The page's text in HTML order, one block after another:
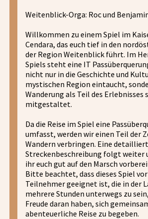
Weitenblick-Orga: Roc und
Willkommen zu einem Spiel im
Cendara, das euch tief in den
der Region Weitenblick führt. Im
Spiels steht eine IT
nicht nur in die Geschichte und
mystischen Region eintaucht,
Wanderung als Teil des Erlebnisses
mitgestaltet.
Da die Reise im Spiel eine
umfasst, werden wir einen Teil der
Wandern verbringen. Eine
Streckenbeschreibung folgt weiter
ihr euch gut auf den Marsch
Bitte beachtet, dass dieses Spiel
Teilnehmer geeignet ist, die in der
mehrere Stunden unterwegs zu
Freude daran haben, sich
abenteuerliche Reise zu begeben.